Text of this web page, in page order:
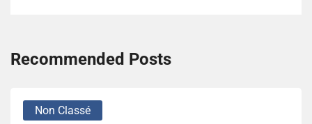
Recommended Posts
Non Classé